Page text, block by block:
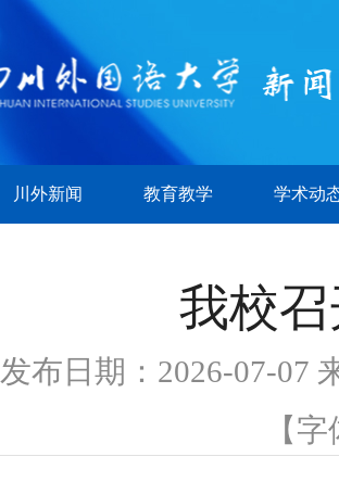
川外新闻 教育教学 学术动
我校
发布日期：2026-07-07
【